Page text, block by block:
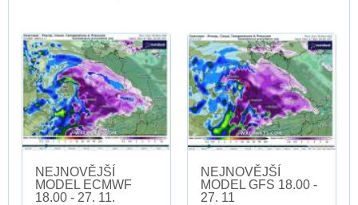
NEJNOVĚJŠÍ
MODEL ECMWF
18.00 - 27. 11.
NEJNOVĚJŠÍ
MODEL GFS 18.00 -
27. 11